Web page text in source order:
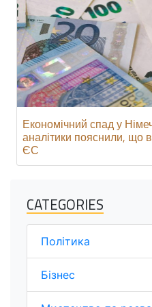
Економічний спад у
аналітики пояснили, що
ЄС
CATEGORIES
Політика
Бізнес